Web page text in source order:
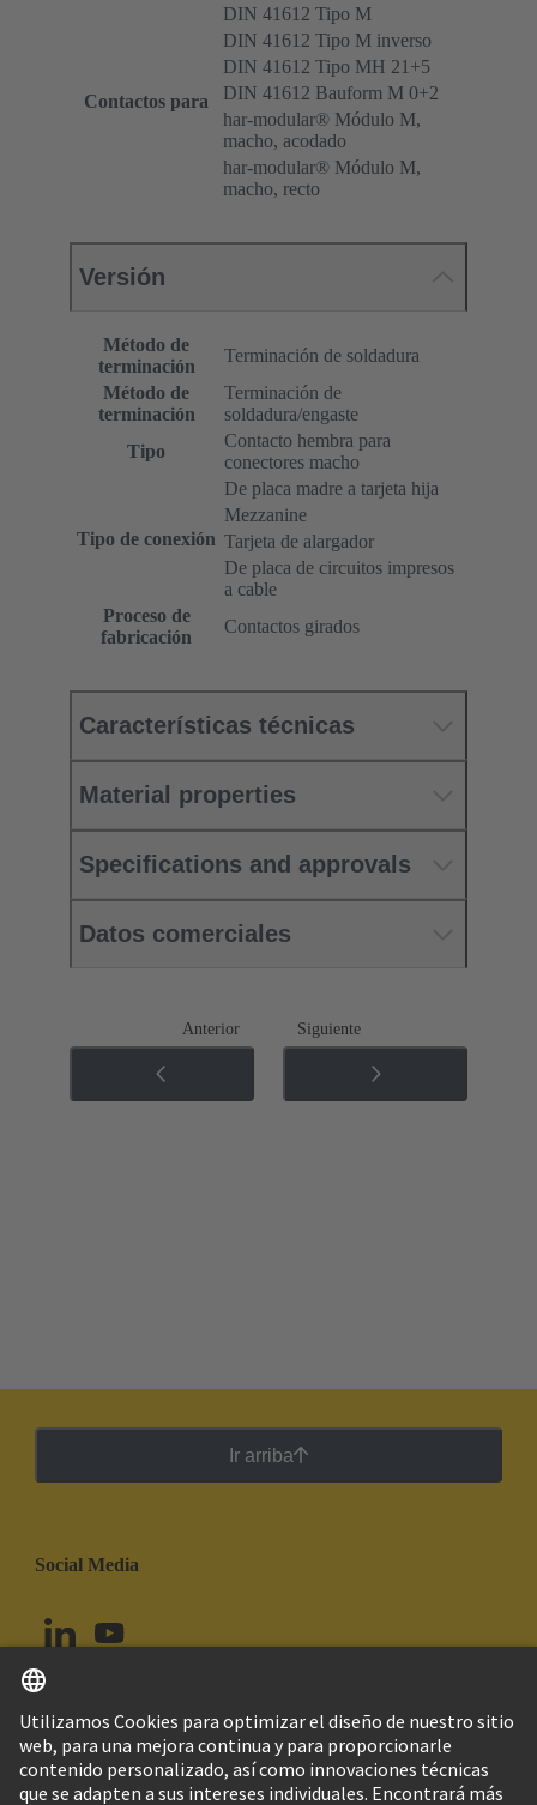
Contactos para
DIN 41612 Tipo M
DIN 41612 Tipo M inverso
DIN 41612 Tipo MH 21+5
DIN 41612 Bauform M 0+2
har-modular® Módulo M,
macho, acodado
har-modular® Módulo M,
macho, recto
Versión
Método de
terminación
Terminación de soldadura
Método de
terminación
Terminación de
soldadura/engaste
Tipo
Contacto hembra para
conectores macho
Tipo de conexión
De placa madre a tarjeta hija
Mezzanine
Tarjeta de alargador
De placa de circuitos impresos
a cable
Proceso de
fabricación
Contactos girados
Características técnicas
Material properties
Specifications and approvals
Datos comerciales
Anterior Siguiente
Ir arriba
Social Media
Perú Español